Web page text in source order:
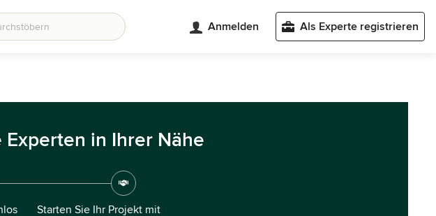
Anmelden Als Experte registrieren
in Ihrer Nähe
Starten Sie Ihr Projekt mit